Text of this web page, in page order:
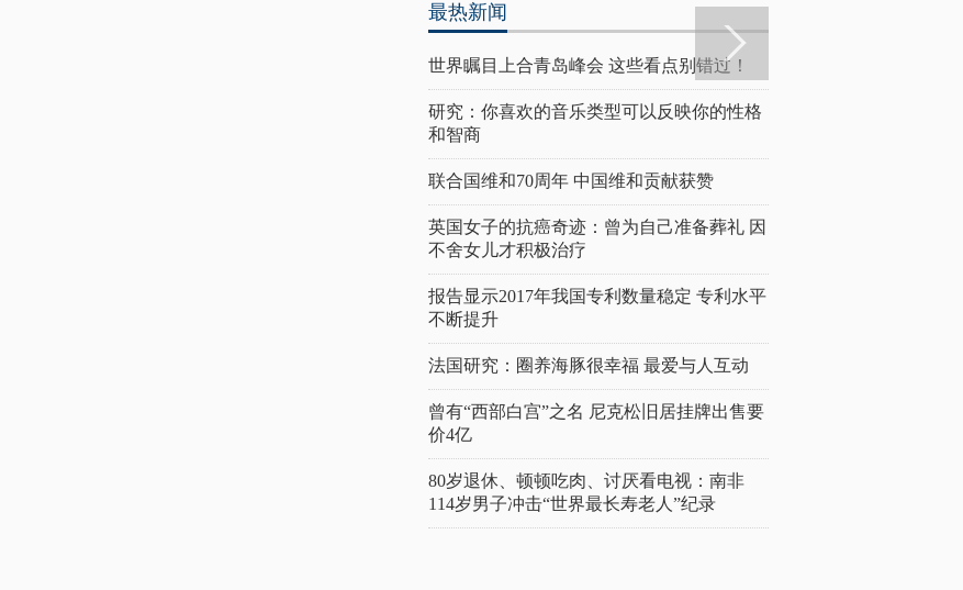
最热新闻
世界瞩目上合青岛峰会 这些看点别错过！
研究：你喜欢的音乐类型可以反映你的性格
和智商
联合国维和70周年 中国维和贡献获赞
英国女子的抗癌奇迹：曾为自己准备葬礼 因
不舍女儿才积极治疗
报告显示2017年我国专利数量稳定 专利水平
不断提升
法国研究：圈养海豚很幸福 最爱与人互动
曾有“西部白宫”之名 尼克松旧居挂牌出售要
价4亿
80岁退休、顿顿吃肉、讨厌看电视：南非
114岁男子冲击“世界最长寿老人”纪录